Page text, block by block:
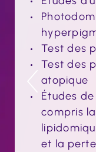
Test des
Test des
atopique
Études
compris
et la